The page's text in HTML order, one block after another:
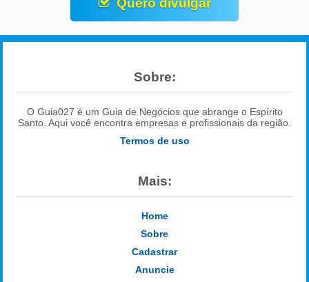
Quero divulgar
Sobre:
O Guia027 é um Guia de Negócios que abrange o Espírito
Santo. Aqui você encontra empresas e profissionais da região.
Termos de uso
Mais:
Home
Sobre
Cadastrar
Anuncie